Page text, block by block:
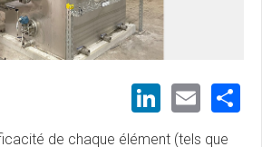
de chaque élément (tels que